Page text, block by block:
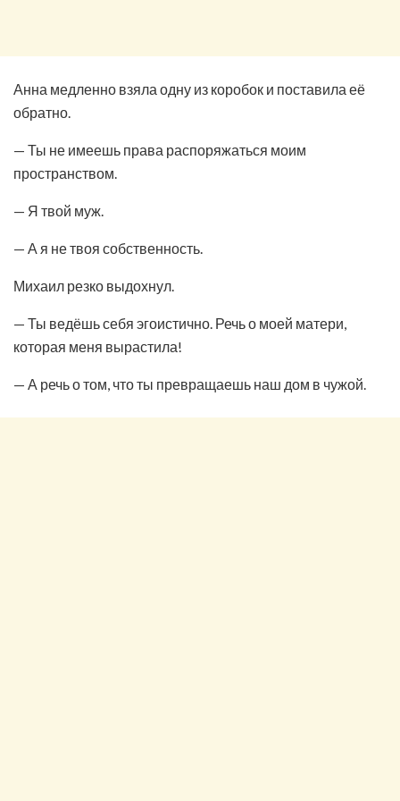
Анна медленно взяла одну из коробок и поставила её
обратно.
— Ты не имеешь права распоряжаться моим
пространством.
— Я твой муж.
— А я не твоя собственность.
Михаил резко выдохнул.
— Ты ведёшь себя эгоистично. Речь о моей матери,
которая меня вырастила!
— А речь о том, что ты превращаешь наш дом в чужой.